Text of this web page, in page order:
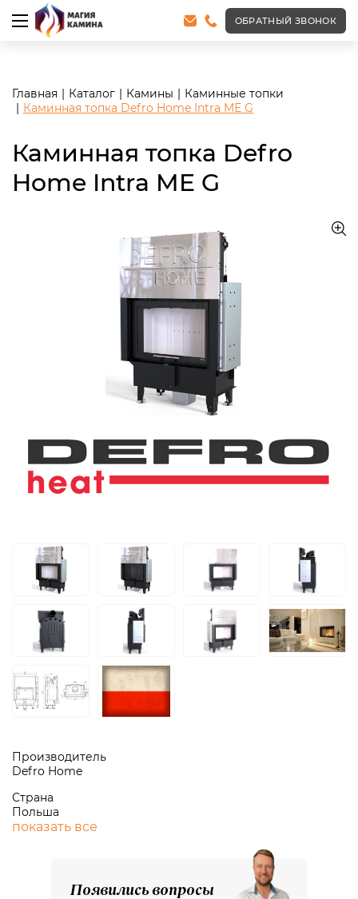
<meta name="robots" content="noindex, follow"/>
ОБРАТНЫЙ ЗВОНОК
Главная Каталог Камины
Каминные топки
Каминная топка Defro Home Intra ME G
Каминная топка Defro
Home Intra ME G
Производитель
Defro Home
Страна
Польша
показать все
Появились вопросы